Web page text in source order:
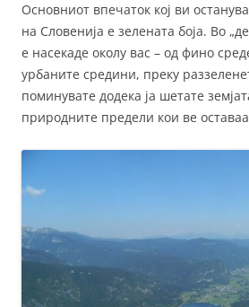
Основниот впечаток кој ви
на Словенија е зелената боја. Во
е насекаде околу вас – од фино
урбаните средини, преку
поминувате додека ја шетате
природните предели кои ве